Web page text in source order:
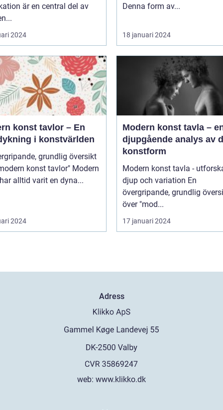
är en central del av
2024
Denna form av...
18 januari 2024
konst tavlor – En
i konstvärlden
grundlig översikt
konst tavlor" Modern
alltid varit en dyna...
2024
Modern konst tavla –
djupgående analys av
konstform
Modern konst tavla -
djup och variation En
övergripande, grundlig
över "mod...
17 januari 2024
Adress
web: www.klikko.dk